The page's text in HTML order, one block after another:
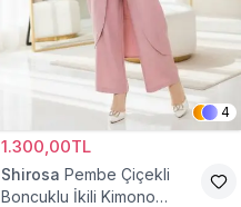
4
1.300,00TL
Shirosa Pembe Çiçekli
Boncuklu İkili Kimono